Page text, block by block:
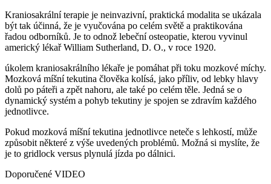
Kraniosakrální terapie je neinvazivní, praktická modalita se ukázala
být tak účinná, že je vyučována po celém světě a praktikována
řadou odborníků. Je to odnož lebeční osteopatie, kterou vyvinul
americký lékař William Sutherland, D. O., v roce 1920.
úkolem kraniosakrálního lékaře je pomáhat při toku mozkové míchy.
Mozková míšní tekutina člověka kolísá, jako příliv, od lebky hlavy
dolů po páteři a zpět nahoru, ale také po celém těle. Jedná se o
dynamický systém a pohyb tekutiny je spojen se zdravím každého
jednotlivce.
Pokud mozková míšní tekutina jednotlivce neteče s lehkostí, může
způsobit některé z výše uvedených problémů. Možná si myslíte, že
je to gridlock versus plynulá jízda po dálnici.
Doporučené VIDEO